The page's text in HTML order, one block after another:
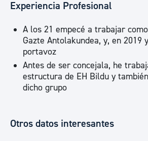
Experiencia Profesional
A los 21 empecé a trabajar
Gazte Antolakundea, y, en 2019
portavoz
Antes de ser concejala, he
estructura de EH Bildu y
dicho grupo
Otros datos interesantes